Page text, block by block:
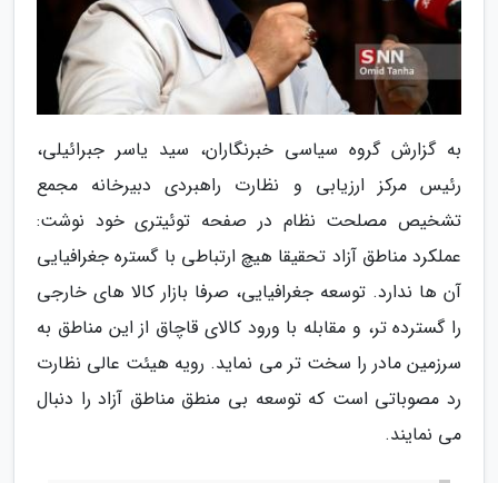
به گزارش گروه سیاسی خبرنگاران، سید یاسر جبرائیلی،
رئیس مرکز ارزیابی و نظارت راهبردی دبیرخانه مجمع
تشخیص مصلحت نظام در صفحه توئیتری خود نوشت:
عملکرد مناطق آزاد تحقیقا هیچ ارتباطی با گستره جغرافیایی
آن ها ندارد. توسعه جغرافیایی، صرفا بازار کالا های خارجی
را گسترده تر، و مقابله با ورود کالای قاچاق از این مناطق به
سرزمین مادر را سخت تر می نماید. رویه هیئت عالی نظارت
رد مصوباتی است که توسعه بی منطق مناطق آزاد را دنبال
می نمایند.